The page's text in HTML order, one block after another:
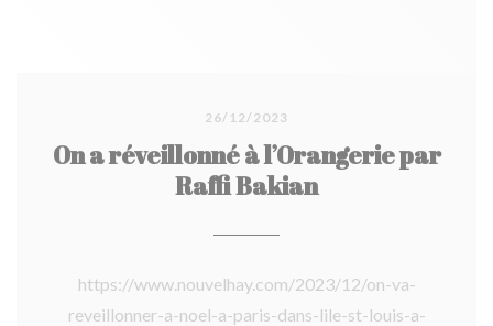
26/12/2023
On a réveillonné à l’Orangerie par
Raffi Bakian
https://www.nouvelhay.com/2023/12/on-va-
reveillonner-a-noel-a-paris-dans-lile-st-louis-a-